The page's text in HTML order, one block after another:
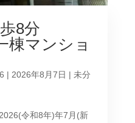
8分
棟マンショ
| 2026年8月7日 | 未分
令和8年)年7月(新